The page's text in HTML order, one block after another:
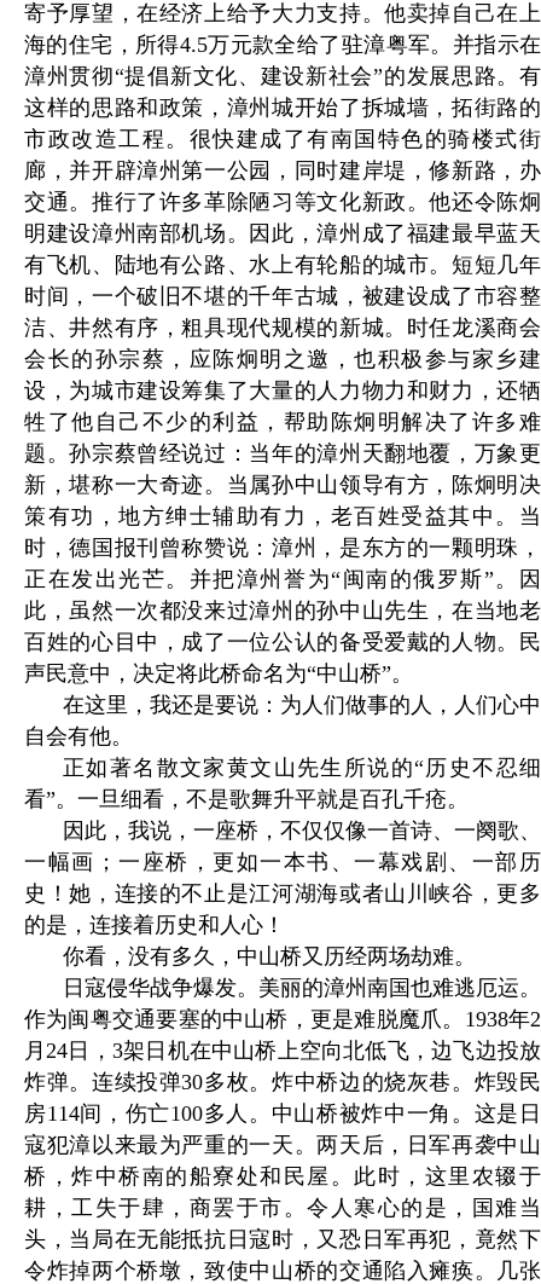
寄予厚望，在经济上给予大力支持。他卖掉自己在上
海的住宅，所得4.5万元款全给了驻漳粤军。并指示在
漳州贯彻“提倡新文化、建设新社会”的发展思路。有
这样的思路和政策，漳州城开始了拆城墙，拓街路的
市政改造工程。很快建成了有南国特色的骑楼式街
廊，并开辟漳州第一公园，同时建岸堤，修新路，办
交通。推行了许多革除陋习等文化新政。他还令陈炯
明建设漳州南部机场。因此，漳州成了福建最早蓝天
有飞机、陆地有公路、水上有轮船的城市。短短几年
时间，一个破旧不堪的千年古城，被建设成了市容整
洁、井然有序，粗具现代规模的新城。时任龙溪商会
会长的孙宗蔡，应陈炯明之邀，也积极参与家乡建
设，为城市建设筹集了大量的人力物力和财力，还牺
牲了他自己不少的利益，帮助陈炯明解决了许多难
题。孙宗蔡曾经说过：当年的漳州天翻地覆，万象更
新，堪称一大奇迹。当属孙中山领导有方，陈炯明决
策有功，地方绅士辅助有力，老百姓受益其中。当
时，德国报刊曾称赞说：漳州，是东方的一颗明珠，
正在发出光芒。并把漳州誉为“闽南的俄罗斯”。因
此，虽然一次都没来过漳州的孙中山先生，在当地老
百姓的心目中，成了一位公认的备受爱戴的人物。民
声民意中，决定将此桥命名为“中山桥”。
在这里，我还是要说：为人们做事的人，人们心中
自会有他。
正如著名散文家黄文山先生所说的“历史不忍细
看”。一旦细看，不是歌舞升平就是百孔千疮。
因此，我说，一座桥，不仅仅像一首诗、一阕歌、
一幅画；一座桥，更如一本书、一幕戏剧、一部历
史！她，连接的不止是江河湖海或者山川峡谷，更多
的是，连接着历史和人心！
你看，没有多久，中山桥又历经两场劫难。
日寇侵华战争爆发。美丽的漳州南国也难逃厄运。
作为闽粤交通要塞的中山桥，更是难脱魔爪。1938年2
月24日，3架日机在中山桥上空向北低飞，边飞边投放
炸弹。连续投弹30多枚。炸中桥边的烧灰巷。炸毁民
房114间，伤亡100多人。中山桥被炸中一角。这是日
寇犯漳以来最为严重的一天。两天后，日军再袭中山
桥，炸中桥南的船寮处和民屋。此时，这里农辍于
耕，工失于肆，商罢于市。令人寒心的是，国难当
头，当局在无能抵抗日寇时，又恐日军再犯，竟然下
令炸掉两个桥墩，致使中山桥的交通陷入瘫痪。几张